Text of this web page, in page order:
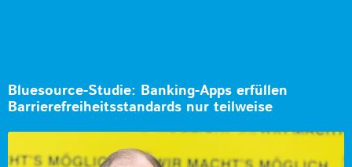
Bluesource-Studie: Banking-Apps erfüllen
Barrierefreiheitsstandards nur teilweise